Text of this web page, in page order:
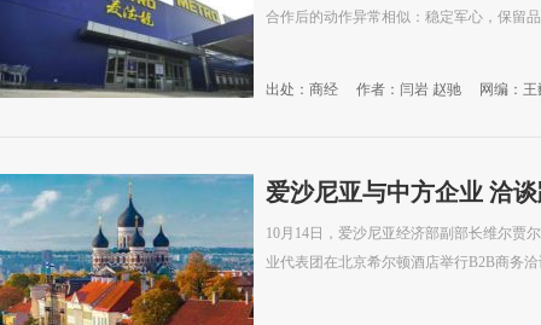
合作后的动作异常相似：稳定军心，保留
出处：商经 作者：闫岩 赵驰 网编：王
爱沙尼亚与中方企业 洽
10月14日，爱沙尼亚经济部副部长维尔贾
业代表团在北京希尔顿酒店举行B2B商务